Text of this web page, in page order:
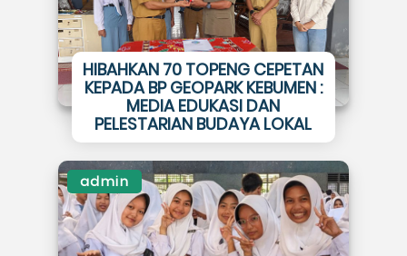
HIBAHKAN 70 TOPENG CEPETAN
KEPADA BP GEOPARK KEBUMEN :
MEDIA EDUKASI DAN
PELESTARIAN BUDAYA LOKAL
admin